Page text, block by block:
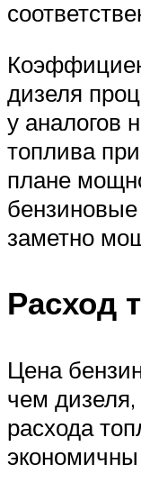
дизеля
у аналогов
топлива
плане
заметно
Расход
Цена
чем
расхода
экономичны